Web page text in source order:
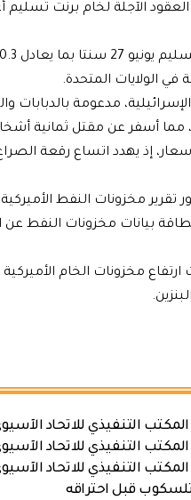
ارتفعت العقود الآجلة لخام
دولار للبرميل.
الولايات المتحدة.
مدعومة بالدبابات
مما أسفر عن مقتل ثمانية
إذ يهدد اتساع رقعة
مخزونات النفط
التنفيذي للاتحاد
التنفيذي للاتحاد
التنفيذي للاتحاد
قبل احتراقه